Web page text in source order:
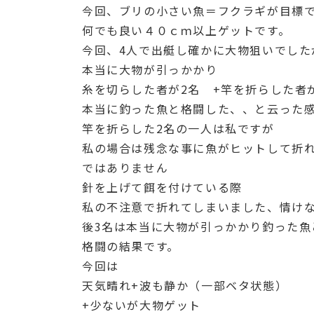
今回、ブリの小さい魚＝フクラギが目標
何でも良い４０ｃｍ以上ゲットです。
今回、4人で出艇し確かに大物狙いでし
本当に大物が引っかかり
糸を切らした者が2名 +竿を折らした者
本当に釣った魚と格闘した、、と云った
竿を折らした2名の一人は私ですが
私の場合は残念な事に魚がヒットして折
ではありません
針を上げて餌を付けている際
私の不注意で折れてしまいました、情け
後3名は本当に大物が引っかかり釣った
格闘の結果です。
今回は
天気晴れ+波も静か（一部ベタ状態）
+少ないが大物ゲット